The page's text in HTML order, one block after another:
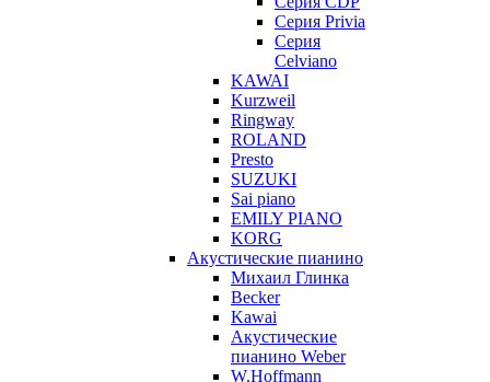
Серия Privia
Серия
Celviano
KAWAI
Kurzweil
Ringway
ROLAND
Presto
SUZUKI
Sai piano
EMILY PIANO
KORG
Акустические пианино
Михаил Глинка
Becker
Kawai
Акустические
пианино Weber
W.Hoffmann